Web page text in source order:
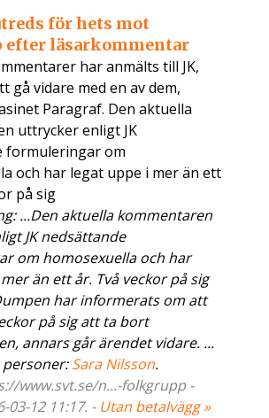
för hets mot
efter läsarkommentar
har anmälts till JK,
gå vidare med en av dem,
Paragraf. Den aktuella
uttrycker enligt JK
formuleringar om
och har legat uppe i mer än ett
på sig
...Den aktuella kommentaren
JK nedsättande
om homosexuella och har
än ett år. Två veckor på sig
har informerats om att
på sig att ta bort
annars går ärendet vidare. ...
personer:Sara Nilsson.
www.svt.se/n...-folkgrupp -
03-12 11:17. - Utan betalvägg »